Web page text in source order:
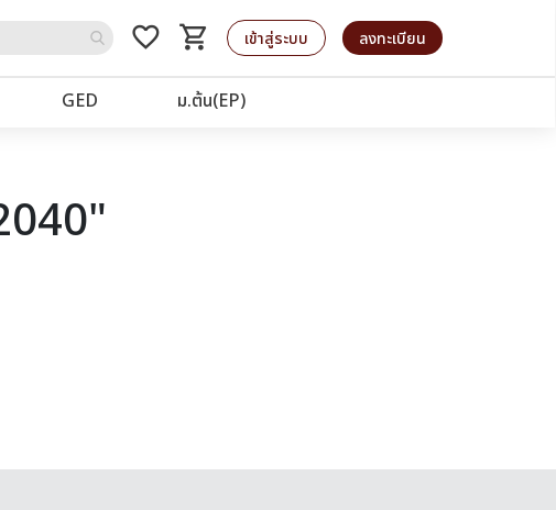
favorite_border shopping_cart
รถเข็น เข้าสู่ระบบ ลงทะเบียน
GED ม.ต้น(EP)